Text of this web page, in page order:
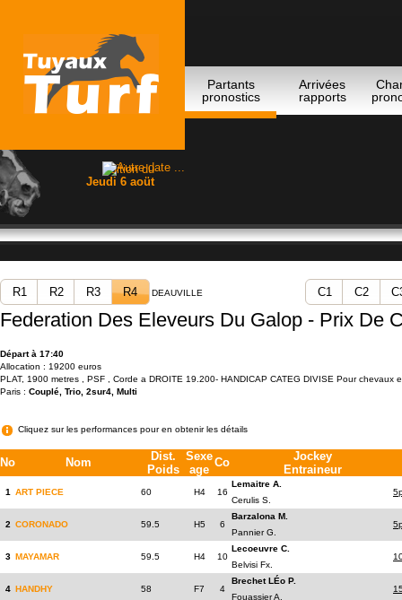
Edition du
Jeudi 6 aoüt
Partants
pronostics
Arrivées
rapports
R1 R2 R3 R4 DEAUVILLE C1 C2
Federation Des Eleveurs Du Galop - Prix De
Départ à 17:40
Allocation : 19200 euros
PLAT, 1900 metres , PSF , Corde a DROITE 19.200- HANDICAP CATEG DIVISE Pour
Paris : Couplé, Trio, 2sur4, Multi
Cliquez sur les performances pour en obtenir les détails
No Nom
Dist.
Poids
Sexe
age
Co
Jockey
Entraineur
1 ART PIECE 60 H4 16
Lemaitre A.
Cerulis S.
2 CORONADO 59.5 H5 6
Barzalona M.
Pannier G.
3 MAYAMAR 59.5 H4 10
Lecoeuvre C.
Belvisi Fx.
4 HANDHY 58 F7 4
Brechet LÉo P.
Fouassier A.